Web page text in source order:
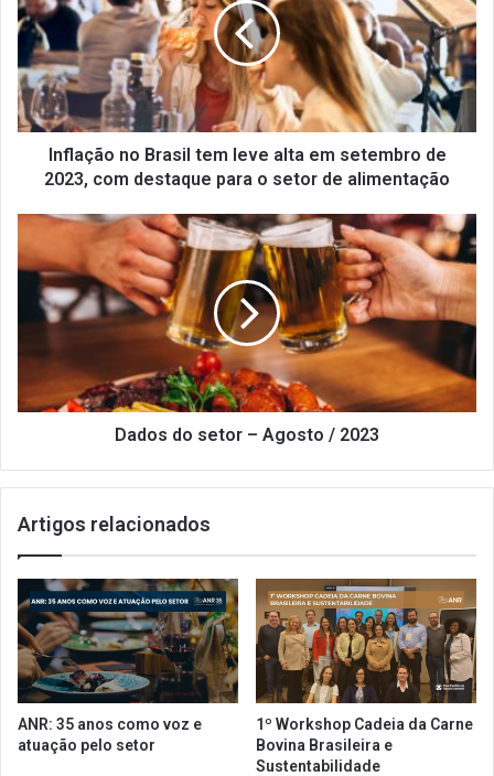
tem
leve
alta
em
setembro
de
2023,
para
setor
alimentação
Inflação no Brasil tem leve alta em setembro de
2023, com destaque para o setor de alimentação
Dados
setor
Agosto
2023
Dados do setor – Agosto / 2023
Artigos relacionados
ANR: 35 anos como voz e
atuação pelo setor
1º Workshop Cadeia da Carne
Bovina Brasileira e
Sustentabilidade